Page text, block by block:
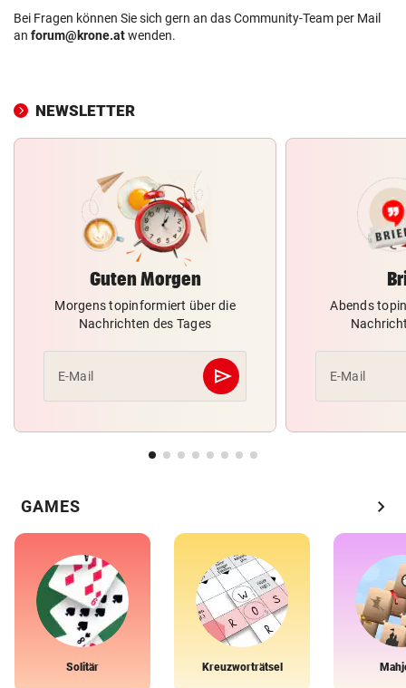
Bei Fragen können Sie sich gern an das Community-Team per Mail
an forum@krone.atwenden.
NEWSLETTER
Guten Morgen
Morgens topinformiert über die
Nachrichten des Tages
E-Mail send
Abschicken
Abends
E-Mail
GAMES chevron_right
Solitär Kreuzworträtsel